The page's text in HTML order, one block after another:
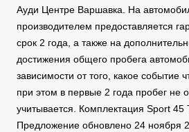
Ауди Центре Варшавка. На
производителем предоставляется
срок 2 года, а также на
достижения общего пробега
зависимости от того, какое событие
при этом в первые 2 года пробег не
учитывается. Комплектация Sport
Предложение обновлено 24 ноября